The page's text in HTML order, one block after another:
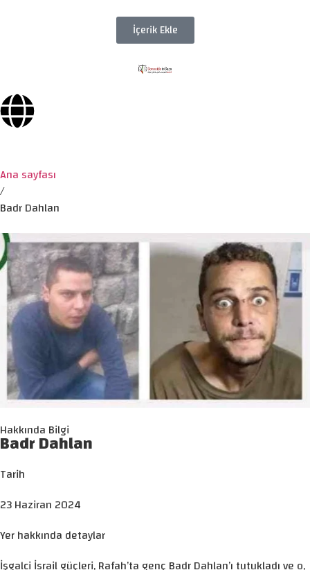
İçerik Ekle
Ana sayfası
/
Badr Dahlan
Hakkında Bilgi
Badr Dahlan
Tarih
23 Haziran 2024
Yer hakkında detaylar
İşgalci İsrail güçleri, Rafah’ta genç Badr Dahlan’ı tutukladı ve o,